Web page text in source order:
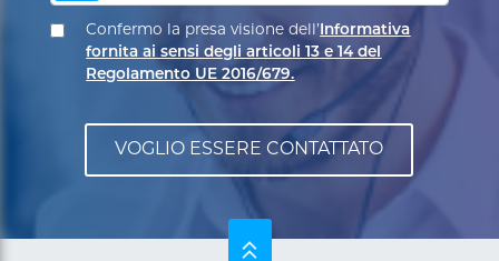
Confermo la presa visione dell’ Informativa
fornita ai sensi degli articoli 13 e 14 del
Regolamento UE 2016/679.
SU